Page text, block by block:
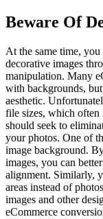
Beware Of
At the same time,
decorative images
manipulation. Many
with backgrounds,
aesthetic.
file sizes, which often
should seek to
your photos. One of
image background.
images, you can
alignment. Similarly,
areas instead of
images and other
eCommerce